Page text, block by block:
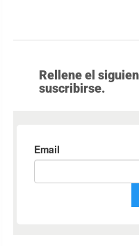
Rellene el
suscribirse.